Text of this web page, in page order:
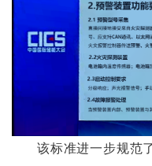
该标准进一步规范